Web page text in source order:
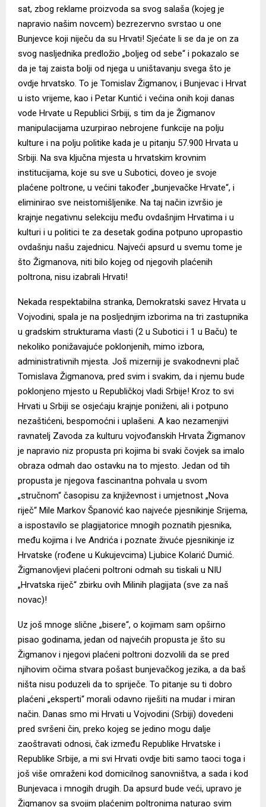
sat, zbog reklame proizvoda sa svog salaša (kojeg je
napravio našim novcem) bezrezervno svrstao u one
Bunjevce koji niječu da su Hrvati! Sjećate li se da je on za
svog nasljednika predložio „boljeg od sebe“ i pokazalo se
da je taj zaista bolji od njega u uništavanju svega što je
ovdje hrvatsko. To je Tomislav Žigmanov, i Bunjevac i Hrvat
u isto vrijeme, kao i Petar Kuntić i većina onih koji danas
vode Hrvate u Republici Srbiji, s tim da je Žigmanov
manipulacijama uzurpirao nebrojene funkcije na polju
kulture i na polju politike kada je u pitanju 57.900 Hrvata u
Srbiji. Na sva ključna mjesta u hrvatskim krovnim
institucijama, koje su sve u Subotici, doveo je svoje
plaćene poltrone, u većini također „bunjevačke Hrvate“, i
eliminirao sve neistomišljenike. Na taj način izvršio je
krajnje negativnu selekciju među ovdašnjim Hrvatima i u
kulturi i u politici te za desetak godina potpuno upropastio
ovdašnju našu zajednicu. Najveći apsurd u svemu tome je
što Žigmanova, niti bilo kojeg od njegovih plaćenih
poltrona, nisu izabrali Hrvati!
Nekada respektabilna stranka, Demokratski savez Hrvata u
Vojvodini, spala je na posljednjim izborima na tri zastupnika
u gradskim strukturama vlasti (2 u Subotici i 1 u Baču) te
nekoliko ponižavajuće poklonjenih, mimo izbora,
administrativnih mjesta. Još mizerniji je svakodnevni plač
Tomislava Žigmanova, pred svim i svakim, da i njemu bude
poklonjeno mjesto u Republičkoj vladi Srbije! Kroz to svi
Hrvati u Srbiji se osjećaju krajnje poniženi, ali i potpuno
nezaštićeni, bespomoćni i uplašeni. A kao nezamenjivi
ravnatelj Zavoda za kulturu vojvođanskih Hrvata Žigmanov
je napravio niz propusta pri kojima bi svaki čovjek sa imalo
obraza odmah dao ostavku na to mjesto. Jedan od tih
propusta je njegova fascinantna pohvala u svom
„stručnom“ časopisu za književnost i umjetnost „Nova
riječ“ Mile Markov Španović kao najveće pjesnikinje Srijema,
a ispostavilo se plagijatorice mnogih poznatih pjesnika,
među kojima i Ive Andrića i poznate živuće pjesnikinje iz
Hrvatske (rođene u Kukujevcima) Ljubice Kolarić Dumić.
Žigmanovljevi plaćeni poltroni odmah su tiskali u NIU
„Hrvatska riječ“ zbirku ovih Milinih plagijata (sve za naš
novac)!
Uz još mnoge slične „bisere“, o kojimam sam opširno
pisao godinama, jedan od najvećih propusta je što su
Žigmanov i njegovi plaćeni poltroni dozvolili da se pred
njihovim očima stvara pošast bunjevačkog jezika, a da baš
ništa nisu poduzeli da to spriječe. To pitanje su ti dobro
plaćeni „eksperti“ morali odavno riješiti na mudar i miran
način. Danas smo mi Hrvati u Vojvodini (Srbiji) dovedeni
pred svršeni čin, preko kojeg se jedino mogu dalje
zaoštravati odnosi, čak između Republike Hrvatske i
Republike Srbije, a mi svi Hrvati ovdje biti samo taoci toga i
još više omraženi kod domicilnog sanovništva, a sada i kod
Bunjevaca i mnogih drugih. Da apsurd bude veći, upravo je
Žigmanov sa svojim plaćenim poltronima naturao svim